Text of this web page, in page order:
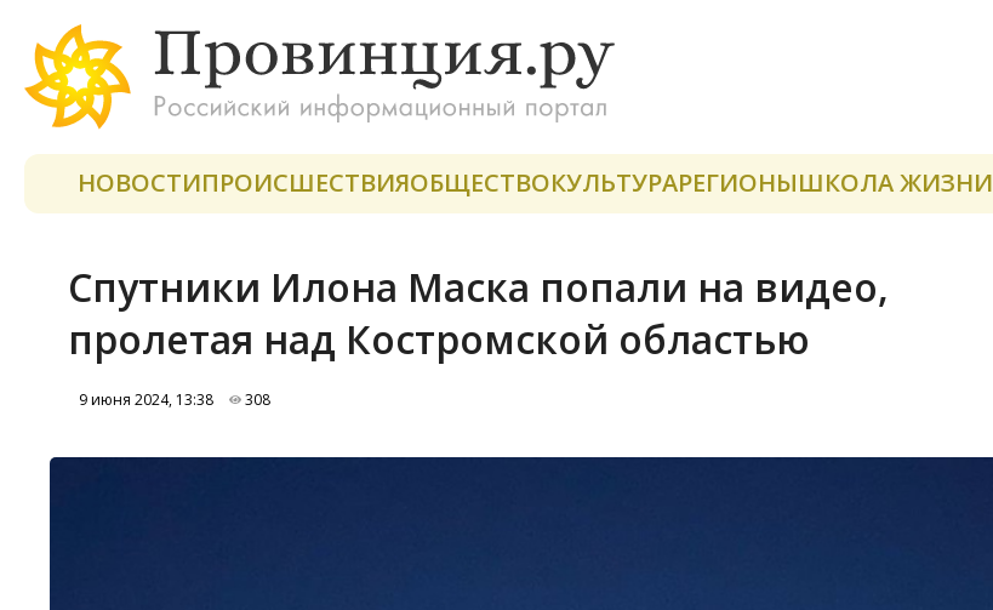
НОВОСТИПРОИСШЕСТВИЯОБЩЕСТВОКУЛЬТУРАРЕГИОНЫШКОЛА ЖИЗНИ
Спутники Илона Маска попали на видео,
пролетая над Костромской областью
9 июня 2024, 13:38 308